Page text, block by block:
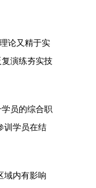
论又精于实
演练夯实技
员的综合职
训学员在结
域内有影响